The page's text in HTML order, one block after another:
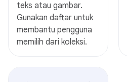
teks atau gambar.
Gunakan daftar untuk
membantu pengguna
memilih dari koleksi.